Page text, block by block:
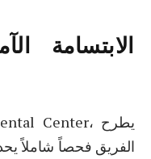
الابتسامة
الفريق فحصاً شاملاً